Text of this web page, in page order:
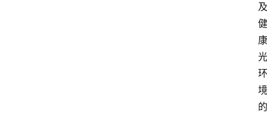
及
健
康
光
环
境
的